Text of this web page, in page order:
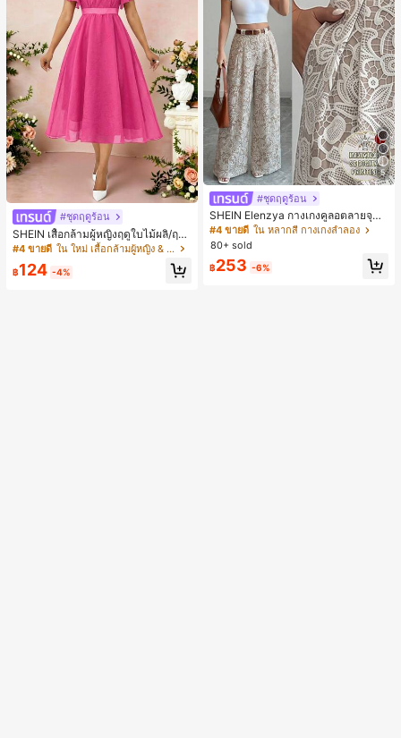
#ชุดฤดูร้อน
SHEIN เสื้อกล้ามผู้หญิงฤดูใบไม้ผลิ/ฤดูร้
อน ใหม่ สไตล์มินิมอลลำลองหรูหรา สีบ
ล็อก ลายจุด คอวี แพตช์เวิร์ก ชายระบา
ย แขนกุด ทรงเข้ารูป อเนกประสงค์, เสื้อ
#4 ขายดี ใน ใหม่ เสื้อกล้ามผู้หญิง & Camis
฿124 -4%
5
#ชุดฤดูร้อน
SHEIN Elenzya กางเกงคูลอตลายจุดเ
อวสูงแบบใหม่สำหรับฤดูใบไม้ผลิ/ฤดูร้อ
น, สไตล์หรูหราเหมาะสำหรับใส่ในชีวิต
ประจำวันและทำงาน, ให้ความรู้สึกวินเ
ทจสำหรับฤดูรับปริญญา, เทศกาลดนตร
ี, การแข่งม้าดาร์บี้, วันประกาศอิสรภาพ
#4 ขายดี ใน หลากสี กางเกงลำลอง
80+ sold
฿253 -6%